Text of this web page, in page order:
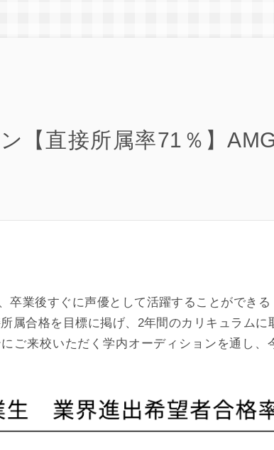
【直接所属率71％】
卒業後すぐに声優として活躍することができ
属合格を目標に掲げ、2年間のカリキュラムに
ご来校いただく学内オーディションを通し、